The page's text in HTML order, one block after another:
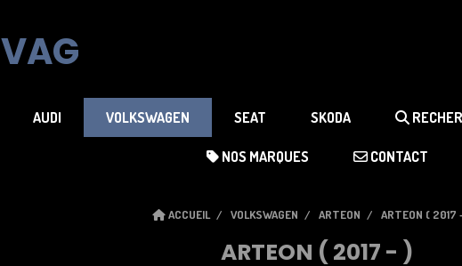
VAG
AUDI VOLKSWAGEN SEAT SKODA
NOS MARQUES CONTACT
ACCUEIL VOLKSWAGEN ARTEON ARTEON ( 2017
ARTEON ( 2017 - )